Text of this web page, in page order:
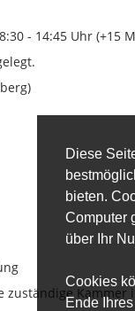
Diese
bieten.
Computer
über Ihr
Cookies
Ende
- 14:45 Uhr (+15
zuständige Kammer